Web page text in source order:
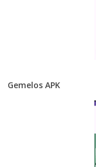
Gemelos APK